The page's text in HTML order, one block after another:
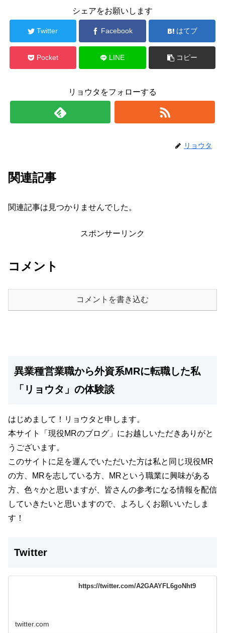
シェアをお願いします
Twitter Facebook はてブ
Pocket LINE コピー
リョウタをフォローする
リョウタ
関連記事
関連記事は見つかりませんでした。
スポンサーリンク
コメント
コメントを書き込む
異業種営業職から外資系MRに転職した私
「リョウタ」の体験談
はじめまして！リョウタと申します。
本サイト
「現役MRのブログ」 にお越しいただきありがと
うございます。
このサイトに足を運んでいただいた方は私と同じ現役MR
の方、MRを志している方、MRという職業に興味がある
方、色々かと思いますが、 皆さんの参考になる情報を配信
していきたいと思いますので、よろしくお願いいたしま
す！
Twitter
https://twitter.com/A2GAAYFL6goNht9
twitter.com